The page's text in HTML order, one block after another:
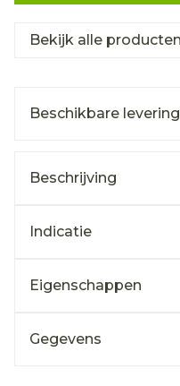
Bekijk alle
Beschikbare
Beschrijving
Indicatie
Eigenschappen
Gegevens